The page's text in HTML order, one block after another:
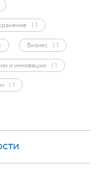
1
Бизнес 1
и инновации | 1
1